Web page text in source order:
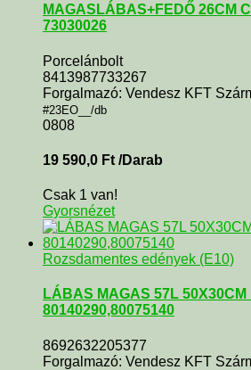
MAGASLÁBAS+FEDŐ 26CM
73030026
Porcelánbolt
8413987733267
Forgalmazó: Vendesz KFT
#23EO__/db
0808
19 590,0 Ft /Darab
Csak 1 van!
Gyorsnézet
Rozsdamentes edények (E10)
LÁBAS MAGAS 57L 50X30CM
80140290,80075140
8692632205377
Forgalmazó: Vendesz KFT